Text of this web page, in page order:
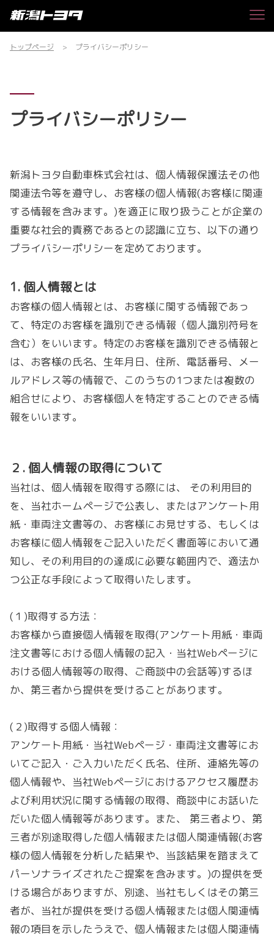
トップページ プライバシーポリシー
プライバシーポリシー
新潟トヨタ自動車株式会社は、個人情報保護法その他
関連法令等を遵守し、お客様の個人情報(お客様に関連
する情報を含みます。)を適正に取り扱うことが企業の
重要な社会的責務であるとの認識に立ち、以下の通り
プライバシーポリシーを定めております。
1. 個人情報とは
お客様の個人情報とは、お客様に関する情報であっ
て、特定のお客様を識別できる情報（個人識別符号を
含む）をいいます。特定のお客様を識別できる情報と
は、お客様の氏名、生年月日、住所、電話番号、メー
ルアドレス等の情報で、このうちの1つまたは複数の
組合せにより、お客様個人を特定することのできる情
報をいいます。
２ .個人情報の取得について
当社は、個人情報を取得する際には、 その利用目的
を、当社ホームページで公表し、またはアンケート用
紙・車両注文書等の、お客様にお見せする、もしくは
お客様に個人情報をご記入いただく書面等において通
知し、その利用目的の達成に必要な範囲内で、適法か
つ公正な手段によって取得いたします。
(１)取得する方法：
お客様から直接個人情報を取得(アンケート用紙・車両
注文書等における個人情報の記入・当社Webページに
おける個人情報等の取得、ご商談中の会話等)するほ
か、第三者から提供を受けることがあります。
(２)取得する個人情報：
アンケート用紙・当社Webページ・車両注文書等にお
いてご記入・ご入力いただく氏名、住所、連絡先等の
個人情報や、当社Webページにおけるアクセス履歴お
よび利用状況に関する情報の取得、商談中にお話いた
だいた個人情報等があります。また、 第三者より、第
三者が別途取得した個人情報または個人関連情報(お客
様の個人情報を分析した結果や、当該結果を踏まえて
パーソナライズされたご提案を含みます。)の提供を受
ける場合がありますが、別途、当社もしくはその第三
者が、当社が提供を受ける個人情報または個人関連情
報の項目を示したうえで、個人情報または個人関連情